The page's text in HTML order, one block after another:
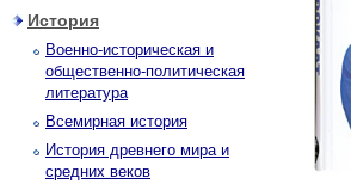
История
Военно-историческая и
общественно-политическая
литература
Всемирная история
История древнего мира и
средних веков